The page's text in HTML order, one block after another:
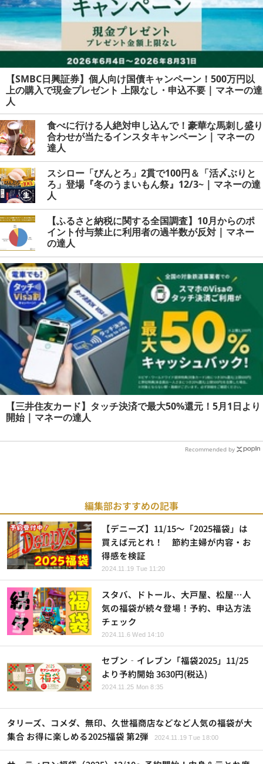
【SMBC日興証券】個人向け国債キャンペーン！500万円以
上の購入で現金プレゼント 上限なし・申込不要 | マネーの達
人
食べに行ける人絶対申し込んで！豪華な馬刺し盛り
合わせが当たるインスタキャンペーン | マネーの
達人
スシロー「びんとろ」2貫で100円＆「活〆ぶりと
ろ」登場『冬のうまいもん祭』12/3~ | マネーの達
人
【ふるさと納税に関する全国調査】10月からのポ
イント付与禁止に利用者の過半数が反対 | マネー
の達人
【三井住友カード】タッチ決済で最大50%還元！5月1日より
開始 | マネーの達人
Recommended by
編集部おすすめの記事
【デニーズ】11/15～「2025福袋」は
買えば元とれ！ 節約主婦が内容・お
得感を検証
2024.11.19 Tue 11:20
スタバ、ドトール、大戸屋、松屋…人
気の福袋が続々登場！予約、申込方法
チェック
2024.11.6 Wed 14:10
セブン‐イレブン「福袋2025」11/25
より予約開始 3630円(税込)
2024.11.25 Mon 8:35
タリーズ、コメダ、無印、久世福商店などなど人気の福袋が大
集合 お得に楽しめる2025福袋 第2弾
2024.11.19 Tue 18:00